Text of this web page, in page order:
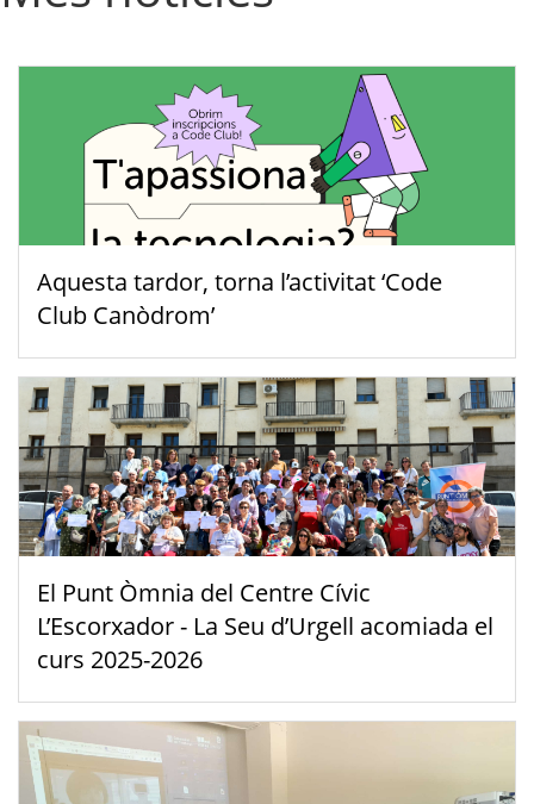
Aquesta tardor, torna l’activitat ‘Code
Club Canòdrom’
El Punt Òmnia del Centre Cívic
L’Escorxador - La Seu d’Urgell acomiada el
curs 2025-2026